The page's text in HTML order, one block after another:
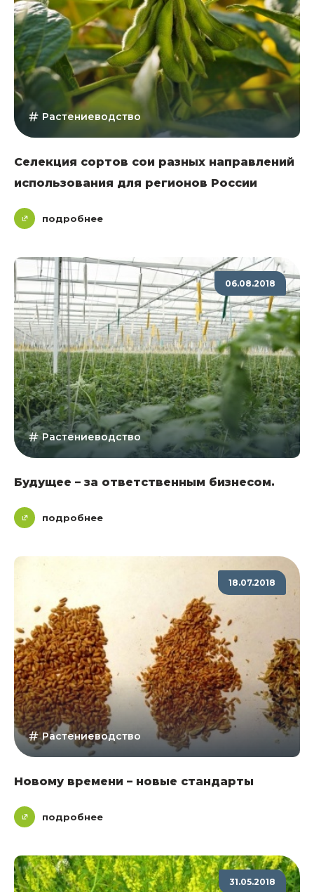
Растениеводство
Селекция сортов сои разных направлений
использования для регионов России
подробнее
06.08.2018
Растениеводство
Будущее – за ответственным бизнесом.
подробнее
18.07.2018
Растениеводство
Новому времени – новые стандарты
подробнее
31.05.2018